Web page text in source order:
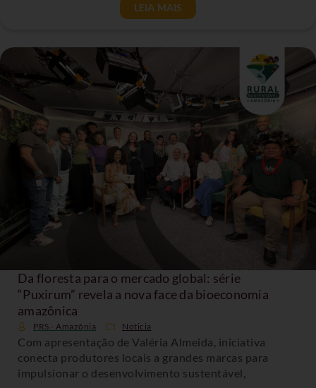
LEIA MAIS
Da floresta para o mercado global: série
“Puxirum” revela a nova face da bioeconomia
amazônica
PRS - Amazônia Noticia
Com apresentação de Valéria Almeida, iniciativa
conecta produtores locais a grandes marcas para
impulsionar o desenvolvimento sustentável,